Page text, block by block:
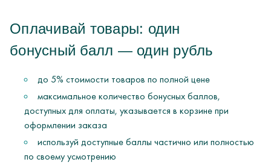
Оплачивай товары: один
бонусный балл — один рубль
до 5% стоимости товаров по полной цене
максимальное количество бонусных баллов,
доступных для оплаты, указывается в корзине при
оформлении заказа
используй доступные баллы частично или полностью
по своему усмотрению